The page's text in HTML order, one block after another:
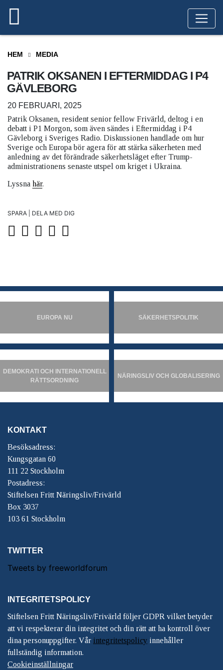
HEM MEDIA
PATRIK OKSANEN I EFTERMIDDAG I P4
GÄVLEBORG
20 FEBRUARI, 2025
Patrik Oksanen, resident senior fellow Frivärld, deltog i en
debatt i P1 Morgon, som även sändes i Eftermiddag i P4
Gävleborg i Sveriges Radio. Diskussionen handlade om hur
Sverige och Europa bör agera för att stärka säkerheten med
anledning av det förändrade säkerhetsläget efter Trump-
administrationens senaste utspel om kriget i Ukraina.
Lyssna här.
SPARA | DELA MED DIG
EUROPA NU SÄKERHETSPOLITIK
DEMOKRATI OCH INTERNATIONELL
RÄTTSORDNING
NÄRINGSLIV OCH GLOBALISERING
KONTAKT
Besöksadress:
Kungsgatan 60
111 22 Stockholm
Postadress:
Stiftelsen Fritt Näringsliv/Frivärld
Box 3037
103 61 Stockholm
TWITTER
Tweets by freeworldforum
INTEGRITETSPOLICY
Stiftelsen Fritt Näringsliv/Frivärld följer GDPR vilket betyder
att vi respekterar din integritet och din rätt att ha kontroll över
dina personuppgifter. Vår integritetspolicy innehåller
fullständig information.
Cookieinställningar